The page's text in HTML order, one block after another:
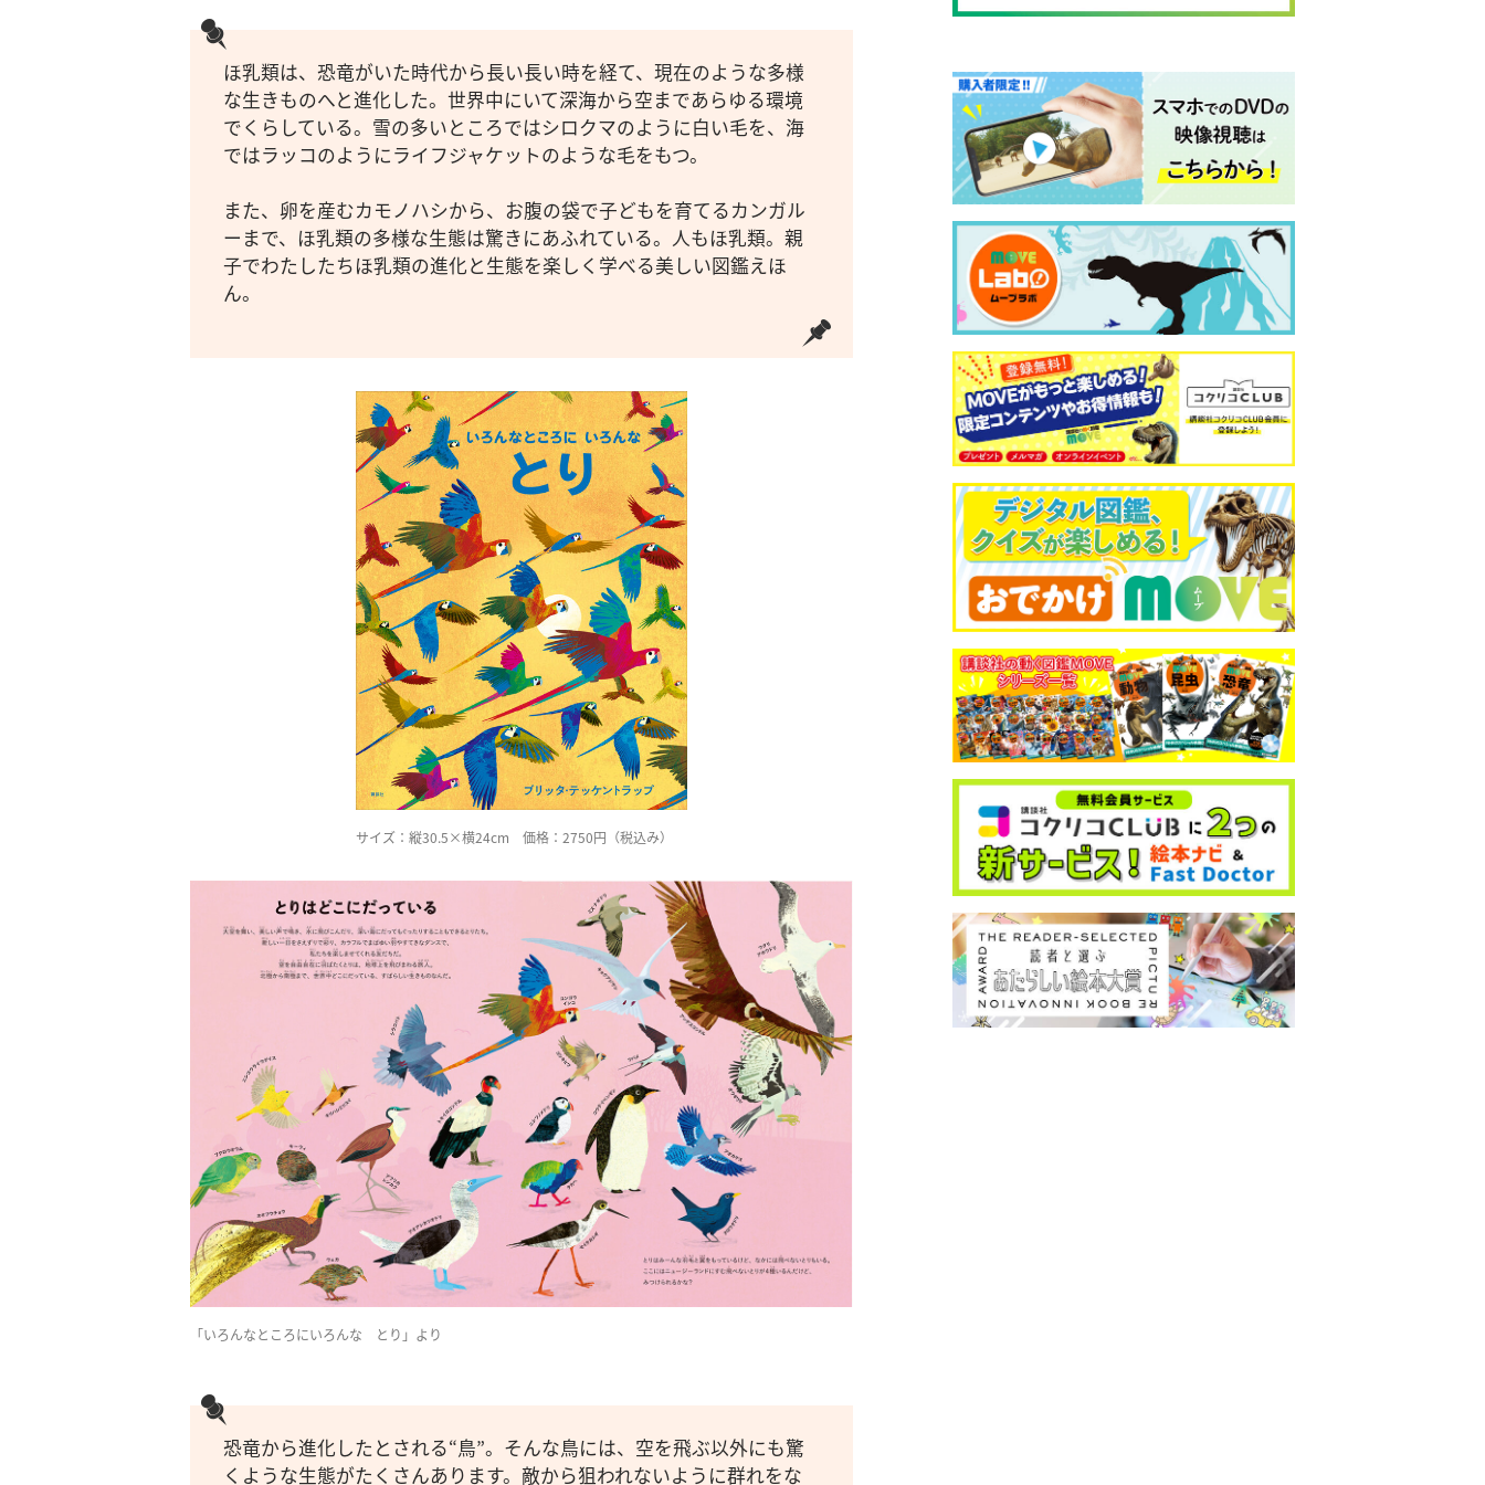
ほ乳類は、恐竜がいた時代から長い長い時を経て、現在のような多様
な生きものへと進化した。世界中にいて深海から空まであらゆる環境
でくらしている。雪の多いところではシロクマのように白い毛を、海
ではラッコのようにライフジャケットのような毛をもつ。
また、卵を産むカモノハシから、お腹の袋で子どもを育てるカンガル
ーまで、ほ乳類の多様な生態は驚きにあふれている。人もほ乳類。親
子でわたしたちほ乳類の進化と生態を楽しく学べる美しい図鑑えほ
ん。
サイズ：縦30.5×横24cm 価格：2750円（税込み）
「いろんなところにいろんな とり」より
恐竜から進化したとされる“鳥”。そんな鳥には、空を飛ぶ以外にも驚
くような生態がたくさんあります。敵から狙われないように群れをな